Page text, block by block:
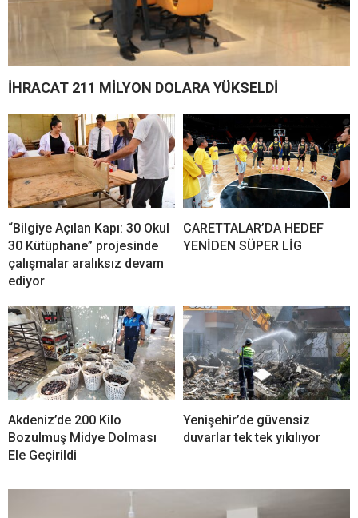
İHRACAT 211 MİLYON DOLARA YÜKSELDİ
“Bilgiye Açılan Kapı: 30 Okul
30 Kütüphane” projesinde
çalışmalar aralıksız devam
ediyor
CARETTALAR’DA HEDEF
YENİDEN SÜPER LİG
Akdeniz’de 200 Kilo
Bozulmuş Midye Dolması
Ele Geçirildi
Yenişehir’de güvensiz
duvarlar tek tek yıkılıyor